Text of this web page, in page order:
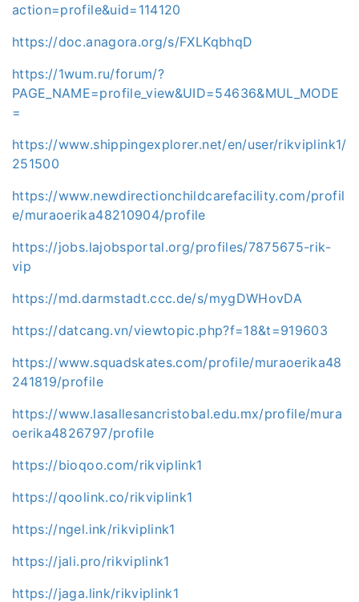
action=profile&uid=114120
https://doc.anagora.org/s/FXLKqbhqD
https://1wum.ru/forum/?
PAGE_NAME=profile_view&UID=54636&MUL_MODE
=
https://www.shippingexplorer.net/en/user/rikviplink1/
251500
https://www.newdirectionchildcarefacility.com/profil
e/muraoerika48210904/profile
https://jobs.lajobsportal.org/profiles/7875675-rik-
vip
https://md.darmstadt.ccc.de/s/mygDWHovDA
https://datcang.vn/viewtopic.php?f=18&t=919603
https://www.squadskates.com/profile/muraoerika48
241819/profile
https://www.lasallesancristobal.edu.mx/profile/mura
oerika4826797/profile
https://bioqoo.com/rikviplink1
https://qoolink.co/rikviplink1
https://ngel.ink/rikviplink1
https://jali.pro/rikviplink1
https://jaga.link/rikviplink1